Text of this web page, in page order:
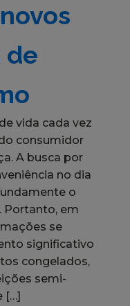
de
vida cada vez
consumidor
A busca por
no dia
o
Portanto, em
se
significativo
congelados,
semi-
[…]